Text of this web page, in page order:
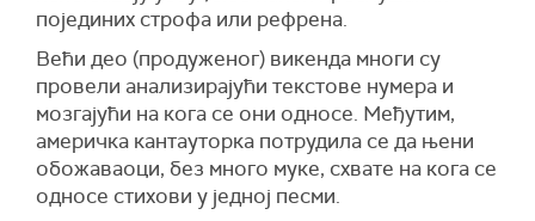
појединих строфа или рефрена.
Већи део (продуженог) викенда многи су
провели анализирајући текстове нумера и
мозгајући на кога се они односе. Међутим,
америчка кантауторка потрудила се да њени
обожаваоци, без много муке, схвате на кога се
односе стихови у једној песми.